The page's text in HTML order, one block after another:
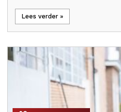
Lees verder »